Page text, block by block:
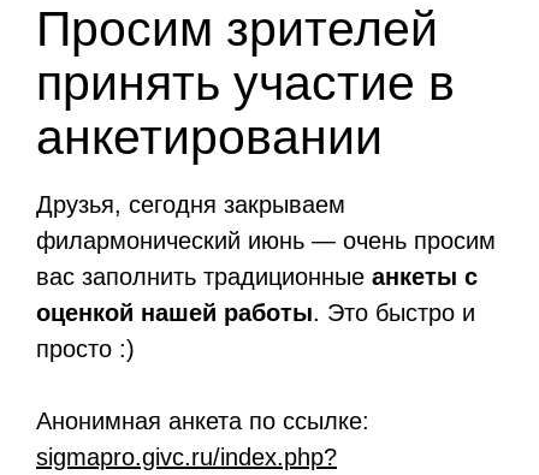
Просим зрителей
принять участие в
анкетировании
Друзья, сегодня закрываем
филармонический июнь — очень просим
вас заполнить традиционные анкеты с
оценкой нашей работы. Это быстро и
просто :)
Анонимная анкета по ссылке:
sigmapro.givc.ru/index.php?